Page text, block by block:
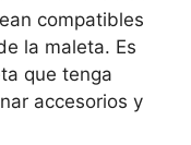
compatibles
la maleta. Es
que tenga
accesorios y